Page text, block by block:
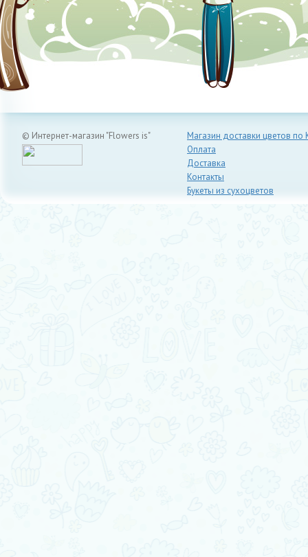
© Интернет-магазин "Flowers is"
Магазин доставки цветов по
Оплата
Доставка
Контакты
Букеты из сухоцветов